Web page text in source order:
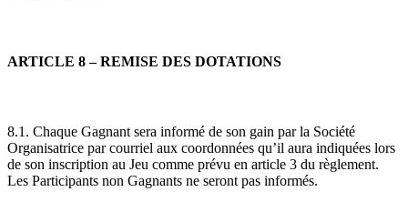
ARTICLE 8 – REMISE DES DOTATIONS
8.1. Chaque Gagnant sera informé de son gain par la Société
Organisatrice par courriel aux coordonnées qu’il aura indiquées lors
de son inscription au Jeu comme prévu en article 3 du règlement.
Les Participants non Gagnants ne seront pas informés.